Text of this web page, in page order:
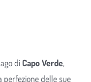
di Capo Verde,
perfezione delle sue